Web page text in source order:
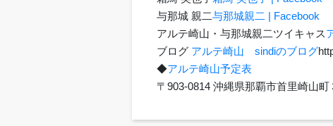
与那城 親二与那城親二 | Facebook
アルテ崎山・与那城親二ツイキャス
ブログ アルテ崎山 sindiのブログ
◆アルテ崎山予定表
〒903-0814 沖縄県那覇市首里崎山